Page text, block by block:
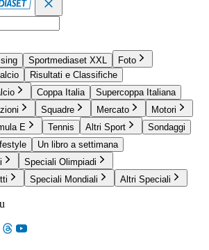
Sportmediaset XXL
Foto
Risultati e Classifiche
Coppa Italia
Supercoppa Italiana
Squadre Mercato
Motori
E Tennis Altri Sport
Sondaggi
Un libro a settimana
Speciali Olimpiadi
Speciali Mondiali Altri Speciali